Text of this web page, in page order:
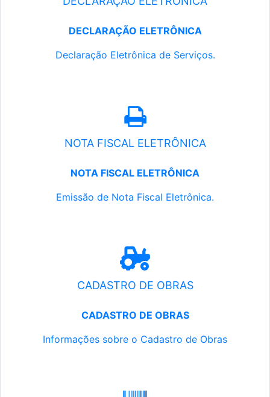
DECLARAÇÃO ELETRÔNICA
Declaração Eletrônica de Serviços.
NOTA FISCAL ELETRÔNICA
NOTA FISCAL ELETRÔNICA
Emissão de Nota Fiscal Eletrônica.
CADASTRO DE OBRAS
CADASTRO DE OBRAS
Informações sobre o Cadastro de Obras